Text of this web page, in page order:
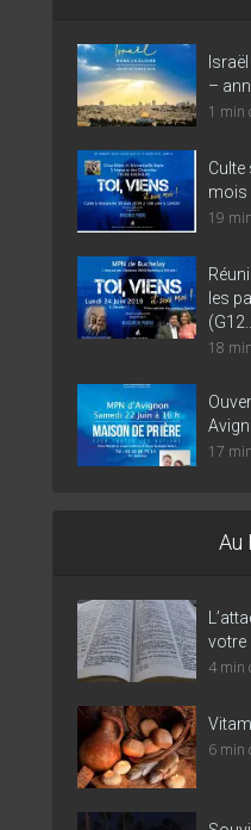
–
1 min
Culte
mois
19
les
(G12...
18
17
Au
votre
4 min
6 min